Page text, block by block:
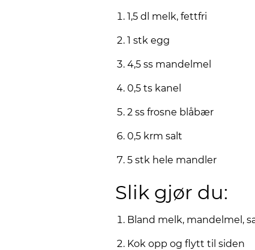
1,5 dl melk, fettfri
1 stk egg
4,5 ss mandelmel
0,5 ts kanel
2 ss frosne blåbær
0,5 krm salt
5 stk hele mandler
Slik gjør du:
Bland melk, mandelmel,
Kok opp og flytt til siden